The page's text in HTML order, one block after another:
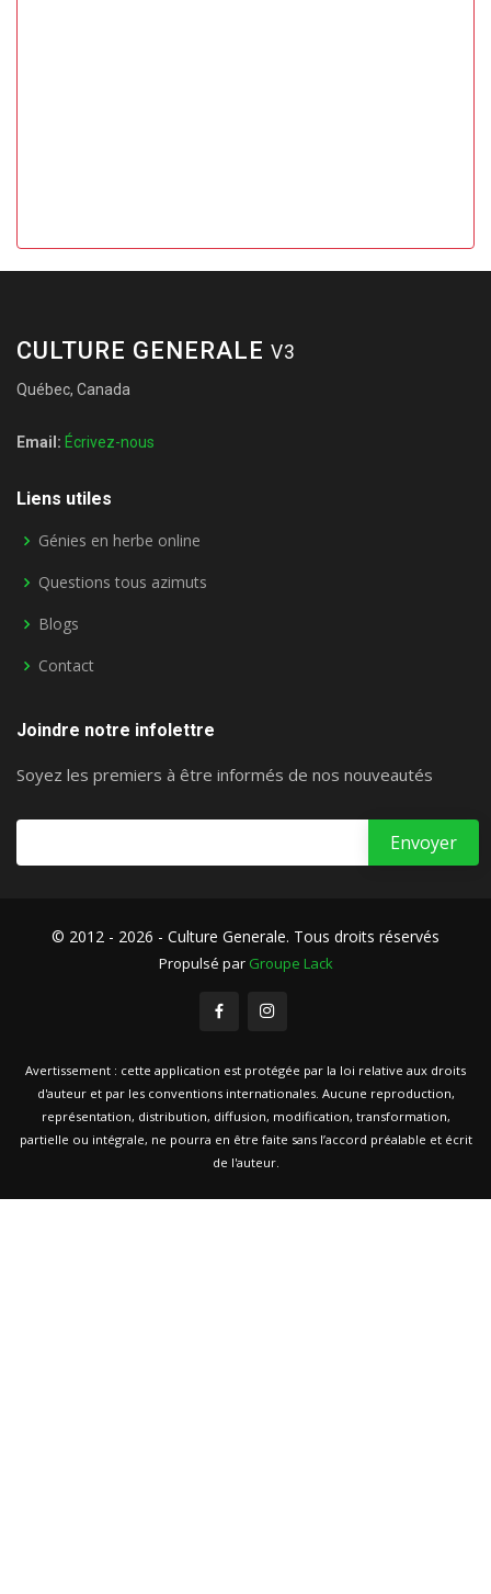
CULTURE GENERALE V3
Québec, Canada
Email: Écrivez-nous
Liens utiles
Génies en herbe online
Questions tous azimuts
Blogs
Contact
Joindre notre infolettre
Soyez les premiers à être informés de nos nouveautés
© 2012 - 2026 - Culture Generale. Tous droits réservés
Propulsé par Groupe Lack
Avertissement : cette application est protégée par la loi relative aux droits
d'auteur et par les conventions internationales. Aucune reproduction,
représentation, distribution, diffusion, modification, transformation,
partielle ou intégrale, ne pourra en être faite sans l’accord préalable et écrit
de l'auteur.